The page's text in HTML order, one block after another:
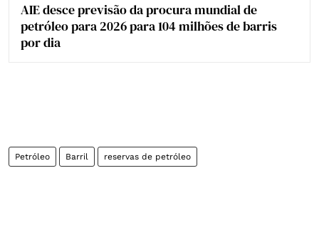
AIE desce previsão da procura mundial de
petróleo para 2026 para 104 milhões de barris
por dia
Petróleo Barril reservas de petróleo